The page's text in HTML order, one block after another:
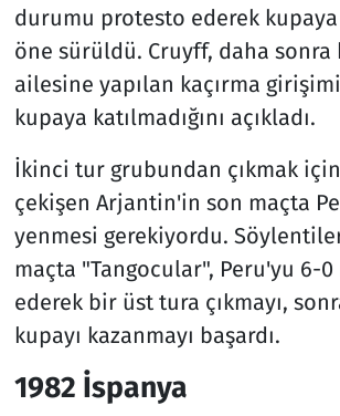
durumu protesto ederek kupaya
öne sürüldü. Cruyff, daha sonra
ailesine yapılan kaçırma
kupaya katılmadığını açıkladı.
İkinci tur grubundan çıkmak
çekişen Arjantin'in son maçta
yenmesi gerekiyordu.
maçta "Tangocular", Peru'yu 6-
ederek bir üst tura çıkmayı,
kupayı kazanmayı başardı.
1982 İspanya